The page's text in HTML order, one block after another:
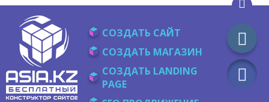
СОЗДАТЬ САЙТ
СОЗДАТЬ МАГАЗИН
СОЗДАТЬ LANDING
PAGE